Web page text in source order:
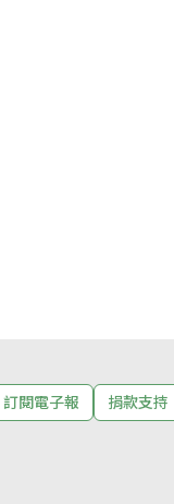
訂閱電子報 捐款支持